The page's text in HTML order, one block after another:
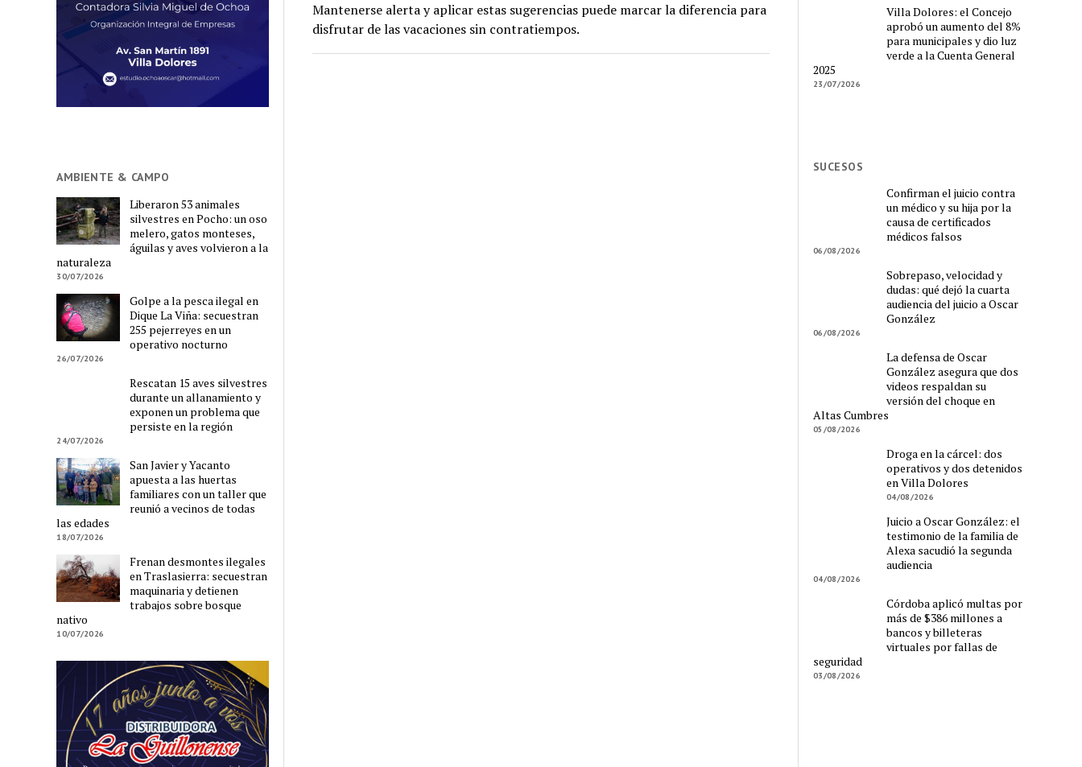
AMBIENTE & CAMPO
Liberaron 53 animales
silvestres en Pocho: un oso
melero, gatos monteses,
águilas y aves volvieron a la
naturaleza
30/07/2026
Golpe a la pesca ilegal en
Dique La Viña: secuestran
255 pejerreyes en un
operativo nocturno
26/07/2026
Rescatan 15 aves silvestres
durante un allanamiento y
exponen un problema que
persiste en la región
24/07/2026
San Javier y Yacanto
apuesta a las huertas
familiares con un taller que
reunió a vecinos de todas
las edades
18/07/2026
Frenan desmontes ilegales
en Traslasierra: secuestran
maquinaria y detienen
trabajos sobre bosque
nativo
10/07/2026
Mantenerse alerta y aplicar estas sugerencias puede marcar la diferencia para
disfrutar de las vacaciones sin contratiempos.
Villa Dolores: el Concejo
aprobó un aumento del 8%
para municipales y dio luz
verde a la Cuenta General
2025
23/07/2026
SUCESOS
Confirman el juicio contra
un médico y su hija por la
causa de certificados
médicos falsos
06/08/2026
Sobrepaso, velocidad y
dudas: qué dejó la cuarta
audiencia del juicio a Oscar
González
06/08/2026
La defensa de Oscar
González asegura que dos
videos respaldan su
versión del choque en
Altas Cumbres
05/08/2026
Droga en la cárcel: dos
operativos y dos detenidos
en Villa Dolores
04/08/2026
Juicio a Oscar González: el
testimonio de la familia de
Alexa sacudió la segunda
audiencia
04/08/2026
Córdoba aplicó multas por
más de $386 millones a
bancos y billeteras
virtuales por fallas de
seguridad
03/08/2026